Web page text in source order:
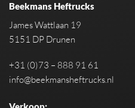
Beekmans Heftrucks
James Wattlaan 19
5151 DP Drunen
+31 (0)73 – 888 91 61
info@beekmansheftrucks.nl